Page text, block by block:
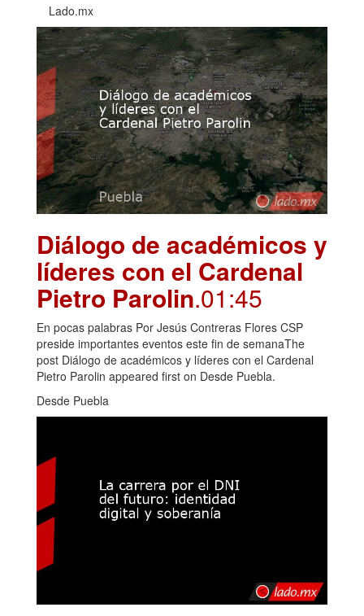
Lado.mx
Diálogo de académicos y
líderes con el Cardenal
Pietro Parolin.01:45
En pocas palabras Por Jesús Contreras Flores CSP
preside importantes eventos este fin de semanaThe
post Diálogo de académicos y líderes con el Cardenal
Pietro Parolin appeared first on Desde Puebla.
Desde Puebla